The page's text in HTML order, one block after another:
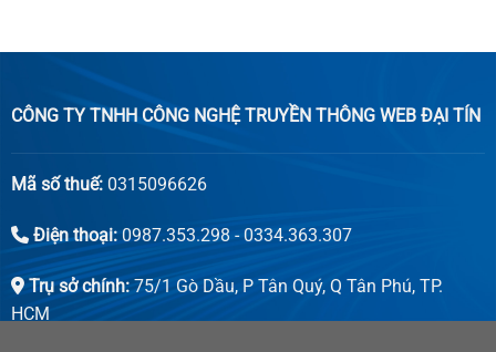
CÔNG TY TNHH CÔNG NGHỆ TRUYỀN THÔNG WEB ĐẠI TÍN
Mã số thuế:0315096626
Điện thoại:0987.353.298 - 0334.363.307
Trụ sở chính:75/1 Gò Dầu, P Tân Quý, Q Tân Phú, TP.
HCM